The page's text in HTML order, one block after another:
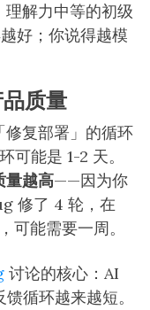
解力中等的初级
好；你说得越模
质量
复部署」的循环
可能是 1-2 天。
量越高——因为你
修了 4 轮，在
可能需要一周。
讨论的核心：AI
循环越来越短。